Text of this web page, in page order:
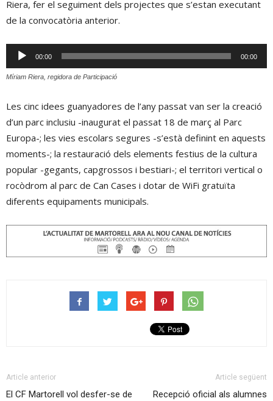
Riera, fer el seguiment dels projectes que s’estan executant
de la convocatòria anterior.
Reproductor
d'àudio
00:00 00:00
Míriam Riera, regidora de Participació
Les cinc idees guanyadores de l’any passat van ser la creació
d’un parc inclusiu -inaugurat el passat 18 de març al Parc
Europa-; les vies escolars segures -s’està definint en aquests
moments-; la restauració dels elements festius de la cultura
popular -gegants, capgrossos i bestiari-; el territori vertical o
rocòdrom al parc de Can Cases i dotar de WiFi gratuïta
diferents equipaments municipals.
Article anterior
El CF Martorell vol desfer-se de
Article següent
Recepció oficial als alumnes